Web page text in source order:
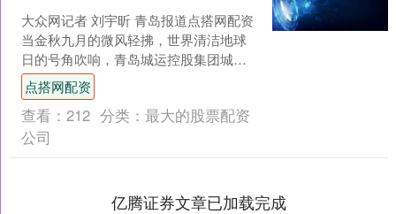
大众网记者 刘宇昕 青岛报道点搭网配资
当金秋九月的微风轻拂，世界清洁地球
日的号角吹响，青岛城运控股集团城阳
巴士有限公司以爱为笔，通过创意车
厢、站台清洁和集市科....
点搭网配资
查看： 212 分类： 最大的股票配资
公司
亿腾证券文章已加载完成